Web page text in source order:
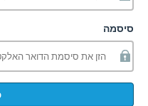
סיסמה